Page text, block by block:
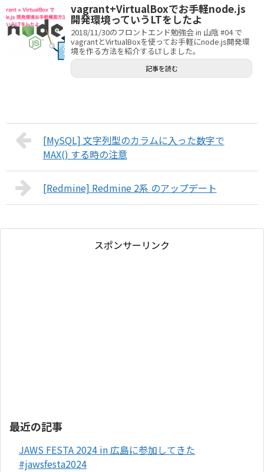
vagrant+VirtualBoxでお手軽node.js
開発環境っていうLTをしたよ
2018/11/30のフロントエンド勉強会 in 山陰 #04 で
vagrantとVirtualBoxを使ってお手軽にnode.js開発環
境を作る方法を紹介するLTしました。
記事を読む
[MySQL] 文字列型のカラムに入った数字で
MAX() する時の注意
[Redmine] Redmine 2系 のアップデート
スポンサーリンク
最近の記事
JAWS FESTA 2024 in 広島に参加してきた
#jawsfesta2024